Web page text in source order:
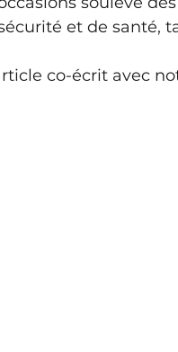
et de santé,
co-écrit avec